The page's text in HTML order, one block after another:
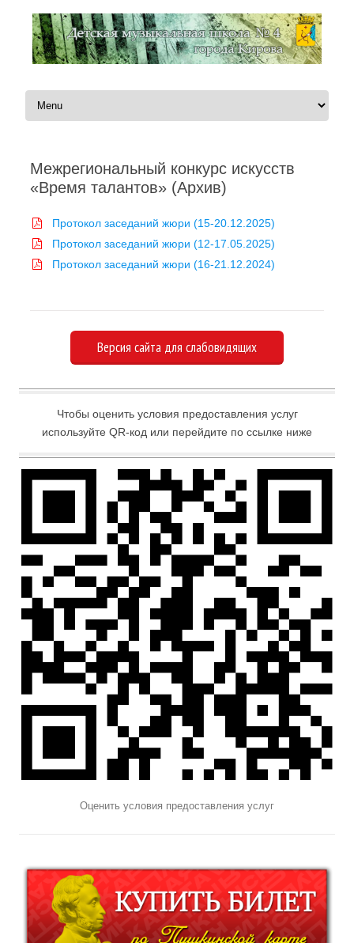
Перейти к содержимому
Межрегиональный конкурс искусств
«Время талантов» (Архив)
Протокол заседаний жюри (15-20.12.2025)
Протокол заседаний жюри (12-17.05.2025)
Протокол заседаний жюри (16-21.12.2024)
Версия сайта для слабовидящих
Чтобы оценить условия предоставления услуг
используйте QR-код или перейдите по ссылке ниже
Оценить условия предоставления услуг